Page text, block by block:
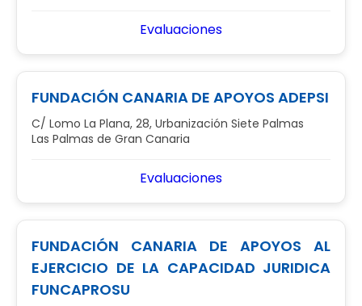
Evaluaciones
FUNDACIÓN CANARIA DE APOYOS ADEPSI
C/ Lomo La Plana, 28, Urbanización Siete Palmas
Las Palmas de Gran Canaria
Evaluaciones
FUNDACIÓN CANARIA DE APOYOS AL
EJERCICIO DE LA CAPACIDAD JURIDICA
FUNCAPROSU